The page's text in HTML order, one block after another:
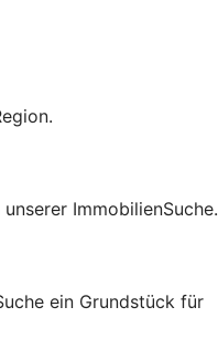
ImmobilienSuche.
ein Grundstück für